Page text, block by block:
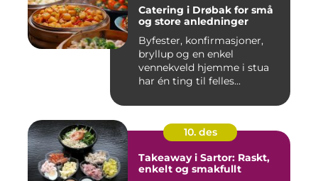
Catering i Drøbak for små
og store anledninger
Byfester, konfirmasjoner,
bryllup og en enkel
vennekveld hjemme i stua
har én ting til felles...
10. des
Takeaway i Sartor: Raskt,
enkelt og smakfullt